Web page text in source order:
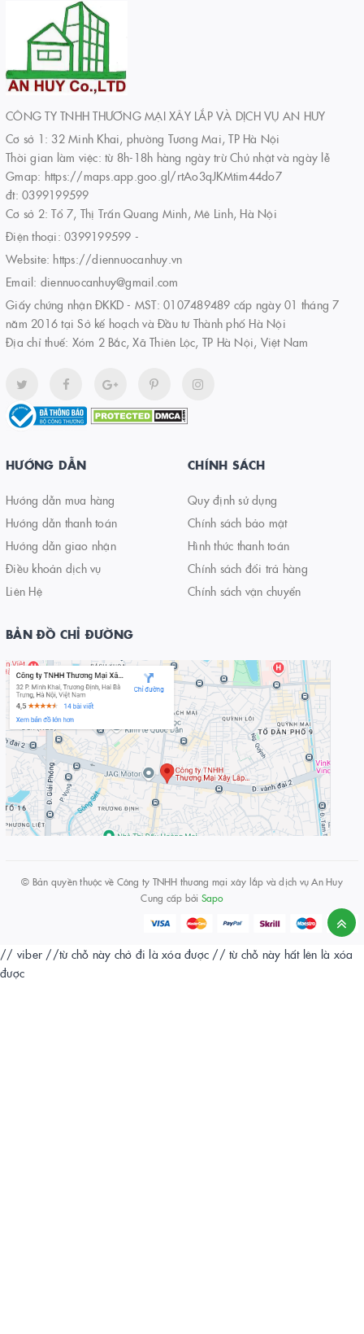
CÔNG TY TNHH THƯƠNG MẠI XÂY LẮP VÀ DỊCH VỤ AN HUY
Cơ sở 1: 32 Minh Khai, phường Tương Mai, TP Hà Nội
Thời gian làm việc: từ 8h-18h hàng ngày trừ Chủ nhật và ngày lễ
Gmap: https://maps.app.goo.gl/rtAo3qJKMtim44do7
đt: 0399199599
Cơ sở 2: Tổ 7, Thị Trấn Quang Minh, Mê Linh, Hà Nội
Điện thoại: 0399199599 -
Website: https://diennuocanhuy.vn
Email: diennuocanhuy@gmail.com
Giấy chứng nhận ĐKKD - MST: 0107489489 cấp ngày 01 tháng 7
năm 2016 tại Sở kế hoạch và Đầu tư Thành phố Hà Nội
Địa chỉ thuế: Xóm 2 Bắc, Xã Thiên Lộc, TP Hà Nội, Việt Nam
HƯỚNG DẪN
Hướng dẫn mua hàng
Hướng dẫn thanh toán
Hướng dẫn giao nhận
Điều khoản dịch vụ
Liên Hệ
CHÍNH SÁCH
Quy định sử dụng
Chính sách bảo mật
Hình thức thanh toán
Chính sách đổi trả hàng
Chính sách vận chuyển
BẢN ĐỒ CHỈ ĐƯỜNG
© Bản quyền thuộc về Công ty TNHH thương mại xây lắp và dịch vụ An Huy
Cung cấp bởi Sapo
// viber //từ chỗ này chở đi là xóa được // từ chỗ này hất lên là xóa
được